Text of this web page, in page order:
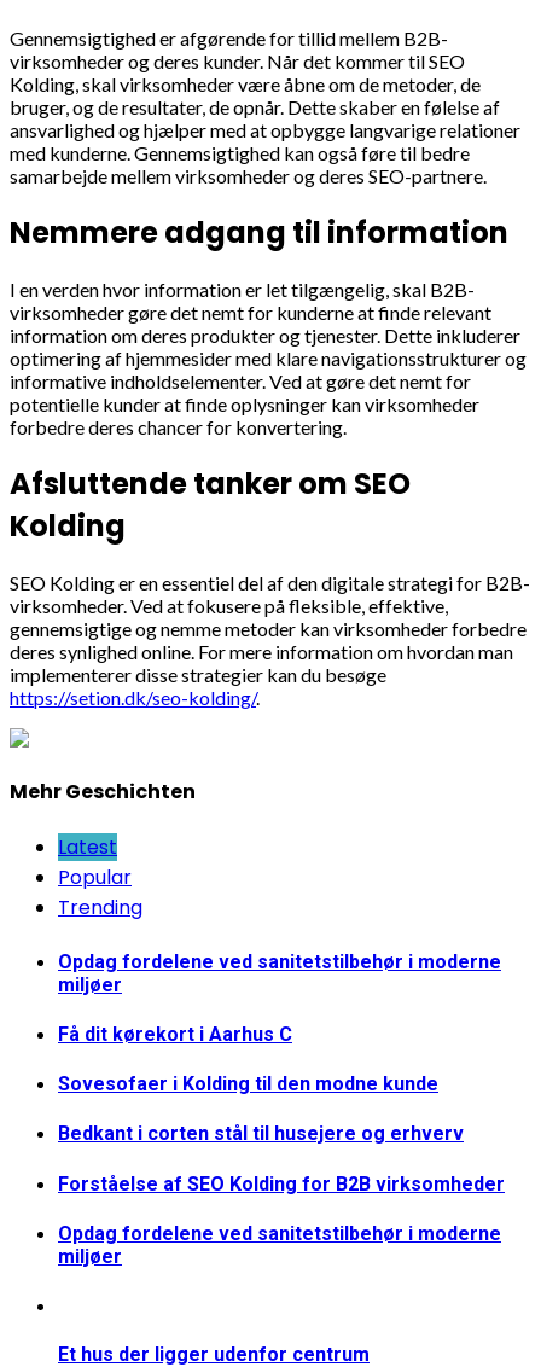
Gennemsigtighed er afgørende for tillid mellem B2B-
virksomheder og deres kunder. Når det kommer til SEO
Kolding, skal virksomheder være åbne om de metoder, de
bruger, og de resultater, de opnår. Dette skaber en følelse af
ansvarlighed og hjælper med at opbygge langvarige relationer
med kunderne. Gennemsigtighed kan også føre til bedre
samarbejde mellem virksomheder og deres SEO-partnere.
Nemmere adgang til information
I en verden hvor information er let tilgængelig, skal B2B-
virksomheder gøre det nemt for kunderne at finde relevant
information om deres produkter og tjenester. Dette inkluderer
optimering af hjemmesider med klare navigationsstrukturer og
informative indholdselementer. Ved at gøre det nemt for
potentielle kunder at finde oplysninger kan virksomheder
forbedre deres chancer for konvertering.
Afsluttende tanker om SEO
Kolding
SEO Kolding er en essentiel del af den digitale strategi for B2B-
virksomheder. Ved at fokusere på fleksible, effektive,
gennemsigtige og nemme metoder kan virksomheder forbedre
deres synlighed online. For mere information om hvordan man
implementerer disse strategier kan du besøge
https://setion.dk/seo-kolding/.
Mehr Geschichten
Latest
Popular
Trending
Opdag fordelene ved sanitetstilbehør i moderne
miljøer
Få dit kørekort i Aarhus C
Sovesofaer i Kolding til den modne kunde
Bedkant i corten stål til husejere og erhverv
Forståelse af SEO Kolding for B2B virksomheder
Opdag fordelene ved sanitetstilbehør i moderne
miljøer
Et hus der ligger udenfor centrum